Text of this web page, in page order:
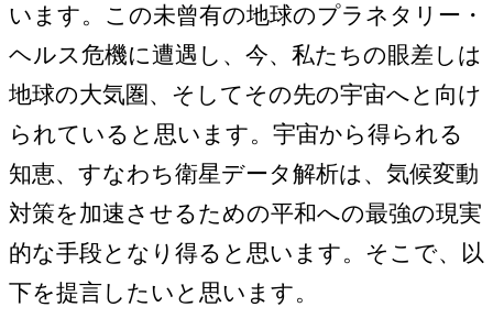
います。この未曾有の地球のプラネタリー・
ヘルス危機に遭遇し、今、私たちの眼差しは
地球の大気圏、そしてその先の宇宙へと向け
られていると思います。宇宙から得られる
知恵、すなわち衛星データ解析は、気候変動
対策を加速させるための平和への最強の現実
的な手段となり得ると思います。そこで、以
下を提言したいと思います。